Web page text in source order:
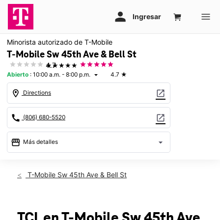
Minorista autorizado de T-Mobile
T-Mobile Sw 45th Ave & Bell St
★★★★★
4.7
Abierto : 10:00 a.m. - 8:00 p.m. arrow_drop_down 4.7 ★
location_on Directions open_in_new
call (806) 680-5520 open_in_new
storefront Más detalles arrow_drop_down
Jue.:10:00 a.m. a 8:00 p.m.
Lun.:10:00 a.m. a 8:00 p.m.
T-Mobile Sw 45th Ave & Bell St